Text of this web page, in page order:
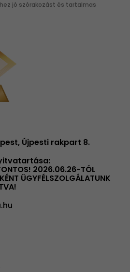
jó szórakozást és tartalmas
Újpesti rakpart 8.
2026.06.26-TÓL
ÜGYFÉLSZOLGÁLATUNK